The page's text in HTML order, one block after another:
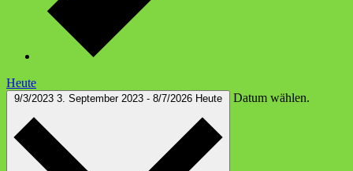
Heute
9/3/2023 3. September 2023 - 8/7/2026 Heute Datum wählen.